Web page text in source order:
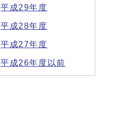
平成29年度
平成28年度
平成27年度
平成26年度以前